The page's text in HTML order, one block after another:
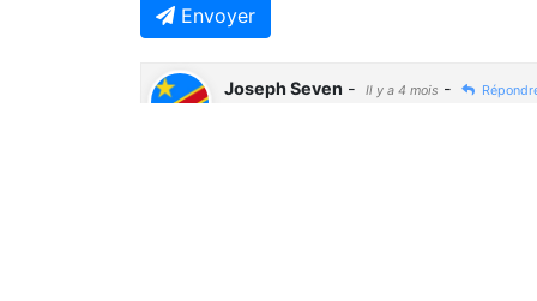
Envoyer
Joseph Seven - Il y a 4 mois -